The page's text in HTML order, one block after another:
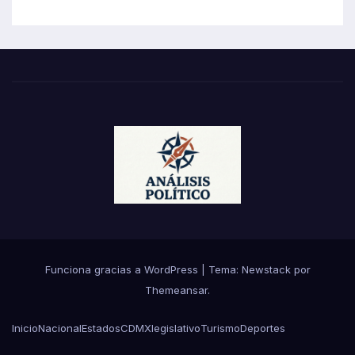
Funciona gracias a WordPress Tema: Newstackpor
Themeansar.
InicioNacionalEstadosCDMXlegislativoTurismoDeportes